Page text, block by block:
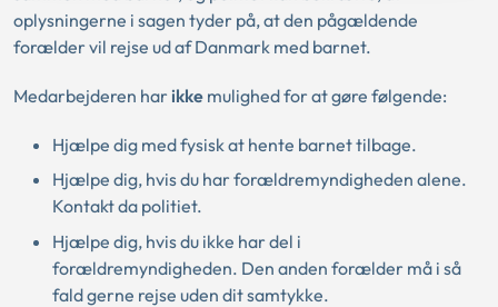
oplysningerne i sagen tyder på, at den pågældende
forælder vil rejse ud af Danmark med barnet.
Medarbejderen har ikke mulighed for at gøre følgende:
Hjælpe dig med fysisk at hente barnet tilbage.
Hjælpe dig, hvis du har forældremyndigheden alene.
Kontakt da politiet.
Hjælpe dig, hvis du ikke har del i
forældremyndigheden. Den anden forælder må i så
fald gerne rejse uden dit samtykke.